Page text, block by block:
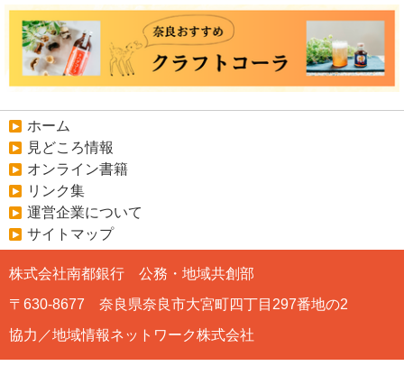
ホーム
見どころ情報
オンライン書籍
リンク集
運営企業について
サイトマップ
株式会社南都銀行 公務・地域共創部
〒630-8677 奈良県奈良市大宮町四丁目297番地の2
協力／地域情報ネットワーク株式会社